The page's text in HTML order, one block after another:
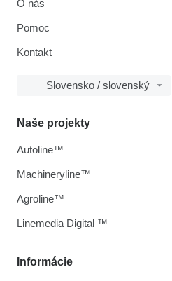
O nás
Pomoc
Kontakt
Slovensko / slovenský
Informácie
Naše projekty
Autoline™
Machineryline™
Agroline™
Linemedia Digital ™